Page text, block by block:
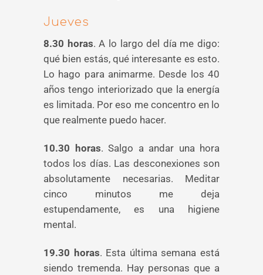
Jueves
8.30 horas. A lo largo del día me digo:
qué bien estás, qué interesante es esto.
Lo hago para animarme. Desde los 40
años tengo interiorizado que la energía
es limitada. Por eso me concentro en lo
que realmente puedo hacer.
10.30 horas. Salgo a andar una hora
todos los días. Las desconexiones son
absolutamente necesarias. Meditar
cinco minutos me deja
estupendamente, es una higiene
mental.
19.30 horas. Esta última semana está
siendo tremenda. Hay personas que a